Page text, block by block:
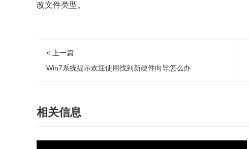
改文件类型。
< 上一篇
Win7系统提示欢迎使用找到新硬件向导怎么办
相关信息